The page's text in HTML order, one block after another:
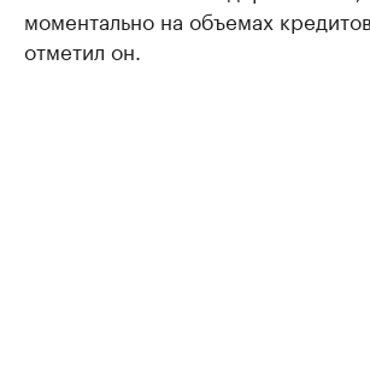
моментально на объемах
отметил он.